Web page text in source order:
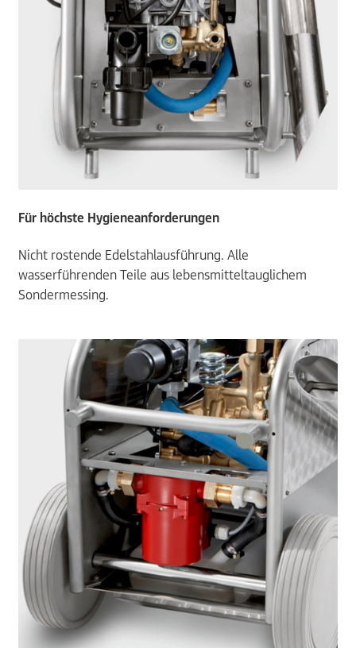
Für höchste Hygieneanforderungen
Nicht rostende Edelstahlausführung. Alle
wasserführenden Teile aus lebensmitteltauglichem
Sondermessing.